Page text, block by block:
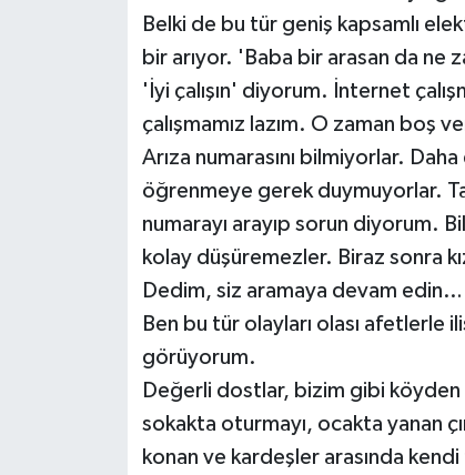
Belki de bu tür geniş kapsamlı
bir arıyor. 'Baba bir arasan da ne
'İyi çalışın' diyorum. İnternet
çalışmamız lazım. O zaman boş
Arıza numarasını bilmiyorlar.
öğrenmeye gerek duymuyorlar.
numarayı arayıp sorun diyorum.
kolay düşüremezler. Biraz sonra
Dedim, siz aramaya devam edin…
Ben bu tür olayları olası afetlerle
görüyorum.
Değerli dostlar, bizim gibi köyden
sokakta oturmayı, ocakta yanan
konan ve kardeşler arasında
TEKNOLOJİ